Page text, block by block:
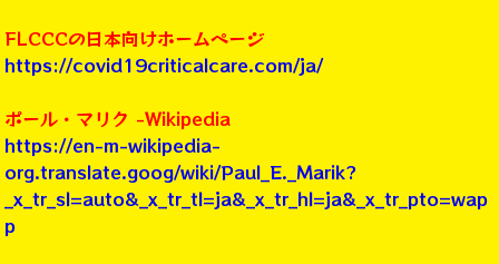
FLCCCの日本向けホームページ
https://covid19criticalcare.com/ja/
ポール・マリク -Wikipedia
https://en-m-wikipedia-
org.translate.goog/wiki/Paul_E._Marik?
_x_tr_sl=auto&_x_tr_tl=ja&_x_tr_hl=ja&_x_tr_pto=wap
p